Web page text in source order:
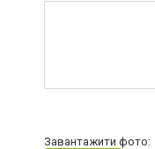
Завантажити фото: